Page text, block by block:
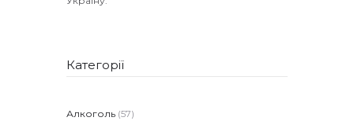
Категорії
Алкоголь (57)